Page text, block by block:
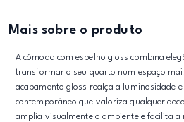
Mais sobre o produto
A cómoda com espelho gloss combina
transformar o seu quarto num espaço
acabamento gloss realça a luminosidade
contemporâneo que valoriza qualquer
amplia visualmente o ambiente e facilita